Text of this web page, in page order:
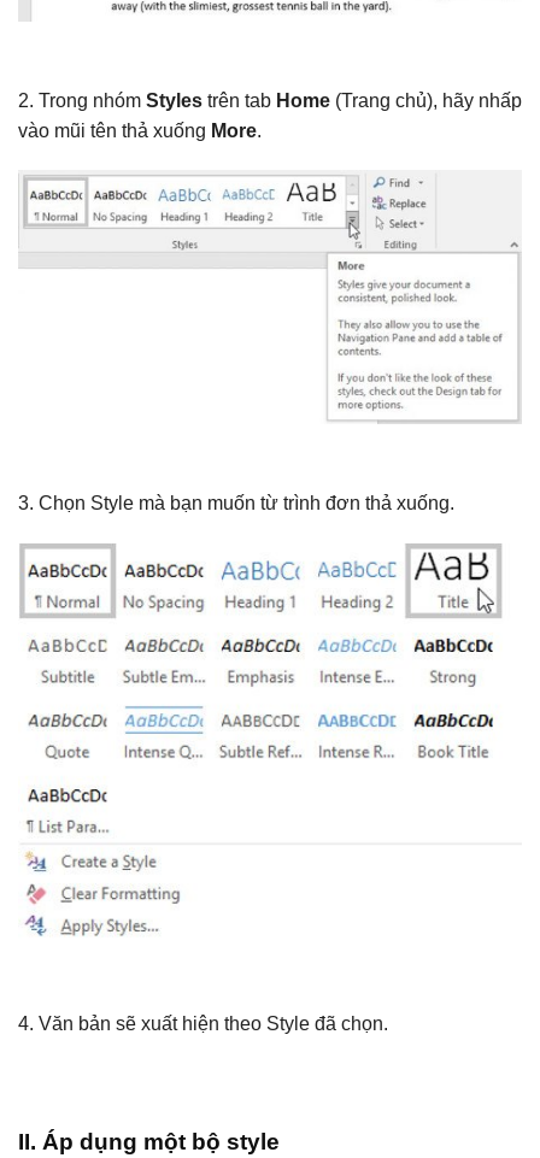
2. Trong nhóm Styles trên tab Home (Trang chủ), hãy nhấp
vào mũi tên thả xuống More.
3. Chọn Style mà bạn muốn từ trình đơn thả xuống.
4. Văn bản sẽ xuất hiện theo Style đã chọn.
II. Áp dụng một bộ style